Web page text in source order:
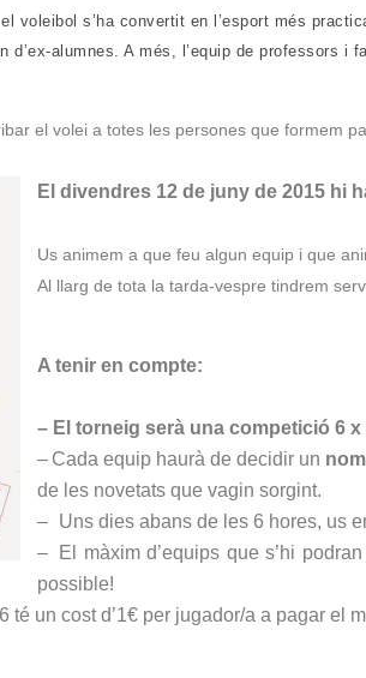
voleibol s’ha convertit en l’esport més
d’ex-alumnes. A més, l’equip de
el volei a totes les persones que formem
El divendres 12 de juny de 2015 hi
Us animem a que feu algun equip i que
Al llarg de tota la tarda-vespre tindrem
A tenir en compte:
– El torneig serà una competició 6
– Cada equip haurà de decidir un nom
de les novetats que vagin sorgint.
– Uns dies abans de les 6 hores, us
–
El màxim d’equips que s’hi
possible!
té un cost d’1€ per jugador/a a pagar el